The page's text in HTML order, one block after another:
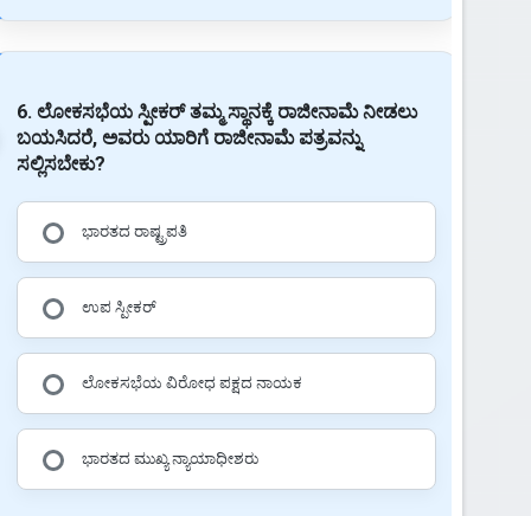
6. ಲೋಕಸಭೆಯ ಸ್ಪೀಕರ್ ತಮ್ಮ ಸ್ಥಾನಕ್ಕೆ ರಾಜೀನಾಮೆ ನೀಡಲು
ಬಯಸಿದರೆ, ಅವರು ಯಾರಿಗೆ ರಾಜೀನಾಮೆ ಪತ್ರವನ್ನು
ಸಲ್ಲಿಸಬೇಕು?
ಭಾರತದ ರಾಷ್ಟ್ರಪತಿ
ಉಪ ಸ್ಪೀಕರ್
ಲೋಕಸಭೆಯ ವಿರೋಧ ಪಕ್ಷದ ನಾಯಕ
ಭಾರತದ ಮುಖ್ಯ ನ್ಯಾಯಾಧೀಶರು